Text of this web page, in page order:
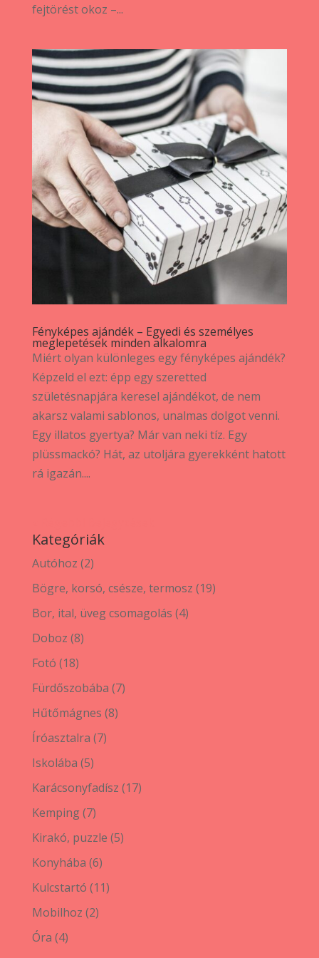
fejtörést okoz –...
Fényképes ajándék – Egyedi és személyes
meglepetések minden alkalomra
Miért olyan különleges egy fényképes ajándék?
Képzeld el ezt: épp egy szeretted
születésnapjára keresel ajándékot, de nem
akarsz valami sablonos, unalmas dolgot venni.
Egy illatos gyertya? Már van neki tíz. Egy
plüssmackó? Hát, az utoljára gyerekként hatott
rá igazán....
Kategóriák
Autóhoz 22
termék
Bögre, korsó, csésze, termosz 1919
Bor, ital, üveg csomagolás 44
Doboz 88
Fotó 1818
termék
Fürdőszobába 77
Hűtőmágnes 88
Íróasztalra 77
Iskolába 55
termék
Karácsonyfadísz 1717
Kemping 77
termék
Kirakó, puzzle 55
Konyhába 66
termék
Kulcstartó 1111
Mobilhoz 22
Óra 44